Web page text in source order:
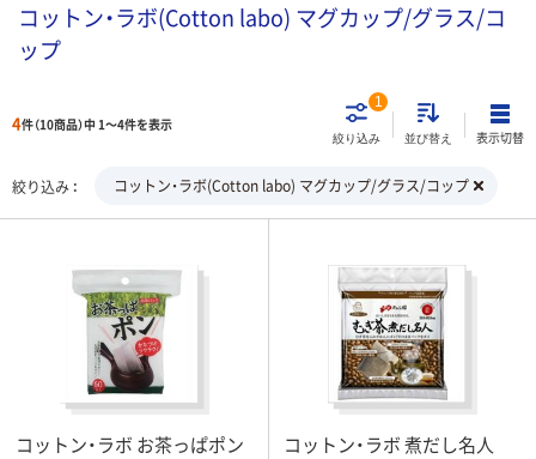
コットン・ラボ(Cotton labo) マグカップ/グラス/コ
ップ
4件（10商品）中 1～4件を表示
絞り込み
1
並び替え 表示切替
絞り込み コットン・ラボ(Cotton labo) マグカップ/グラス/コップ
コットン・ラボ お茶っぱポン コットン・ラボ 煮だし名人